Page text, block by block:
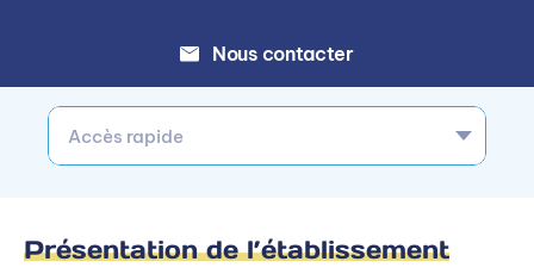
Nous contacter
Accès rapide
Présentation de l’établissement